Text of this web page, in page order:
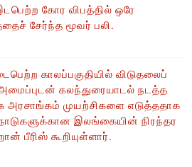
கோர விபத்தில் ஒரே
சேர்ந்த மூவர் பலி.
காலப்பகுதியில் ​​விடுதலைப்
அமைப்புடன் கலந்துரையாடல் நடத்த
முயற்சிகளை எடுத்ததாக
இலங்கையின் நிரந்தர
பீரிஸ் கூறியுள்ளார்.